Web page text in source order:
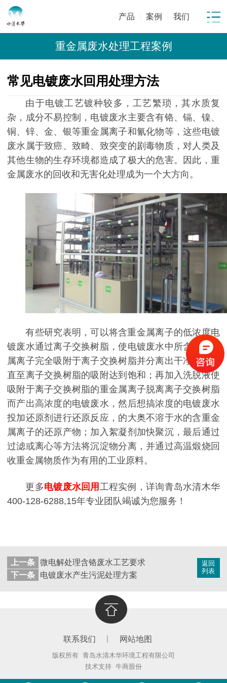
产品 案例 我们
重金属废水处理工程案例
常见电镀废水回用处理方法
由于电镀工艺镀种较多，工艺繁琐，其水质复
杂，成分不易控制，电镀废水主要含有铬、镉、镍、
铜、锌、金、银等重金属离子和氰化物等，这些电镀
废水属于致癌、致畸、致突变的剧毒物质，对人类及
其他生物的生存环境都造成了极大的危害。因此，重
金属废水的回收和无害化处理成为一个大方向。
有些研究表明，可以将含重金属离子的低浓度电
镀废水通过离子交换树脂，使电镀废水中所含的重金
属离子完全吸附于离子交换树脂并分离出干净的水，
直至离子交换树脂的吸附达到饱和；再加入洗脱液使
吸附于离子交换树脂的重金属离子脱离离子交换树脂
而产出高浓度的电镀废水，然后想搞浓度的电镀废水
投加还原剂进行还原反应，的大奥不溶于水的含重金
属离子的还原产物；加入絮凝剂加快聚沉，最后通过
过滤或离心等方法将沉淀物分离，并通过高温煅烧回
收重金属物质作为有用的工业原料。
更多电镀废水回用 工程实例，详询青岛水清木华
400-128-6288,15年专业团队竭诚为您服务！
返回
列表
上一条 微电解处理含铬废水工艺要求
下一条
电镀废水产生污泥处理方案
联系我们 网站地图
版权所有 青岛水清木华环境工程有限公司
技术支持 牛商股份